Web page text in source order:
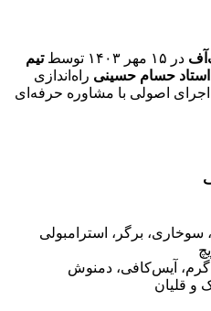
در ۱۵ مهر ۱۴۰۳ توسط
تیم
حسام حسینی راه‌اندازی
اصولی با مشاوره حرفه‌ای
سوخاری، برگر، استرامبولی
آیس‌کافی، دمنوش
و قلیان